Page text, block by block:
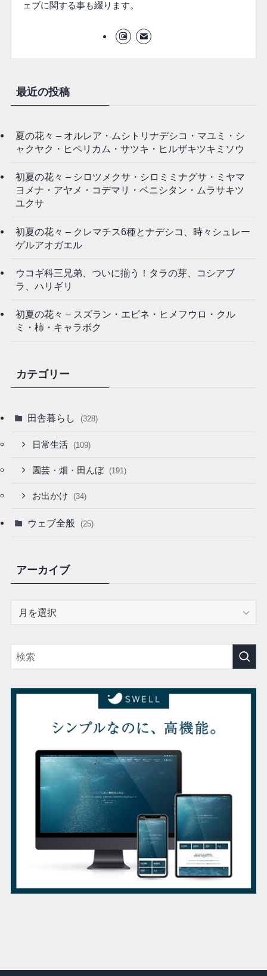
ェブに関する事も綴ります。
最近の投稿
夏の花々 – オルレア・ムシトリナデシコ・マユミ・シ
ャクヤク・ヒペリカム・サツキ・ヒルザキツキミソウ
初夏の花々 – シロツメクサ・シロミミナグサ・ミヤマ
ヨメナ・アヤメ・コデマリ・ベニシタン・ムラサキツ
ユクサ
初夏の花々 – クレマチス6種とナデシコ、時々シュレー
ゲルアオガエル
ウコギ科三兄弟、ついに揃う！タラの芽、コシアブ
ラ、ハリギリ
初夏の花々 – スズラン・エビネ・ヒメフウロ・クル
ミ・柿・キャラボク
カテゴリー
田舎暮らし (328)
日常生活 (109)
園芸・畑・田んぼ (191)
お出かけ (34)
ウェブ全般 (25)
アーカイブ
イ
ブ